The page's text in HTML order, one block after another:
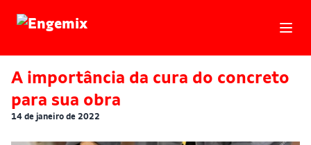
Engemix
A importância da cura do concreto
para sua obra
14 de janeiro de 2022